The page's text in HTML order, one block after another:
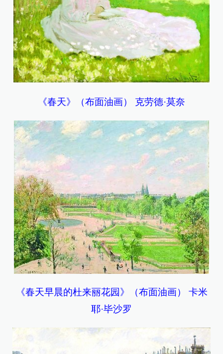
《春天》（布面油画） 克劳德·莫奈
《春天早晨的杜来丽花园》（布面油画） 卡米
耶·毕沙罗